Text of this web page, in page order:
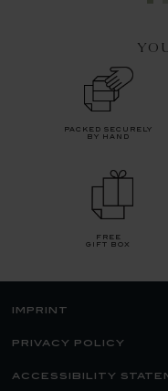
packed securely
by hand
free
gift box
imprint
privacy policy
accessibility